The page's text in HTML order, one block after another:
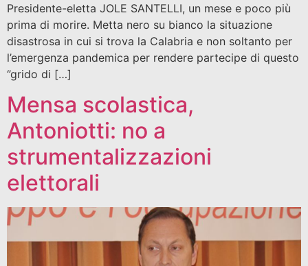
Presidente-eletta JOLE SANTELLI, un mese e poco più
prima di morire. Metta nero su bianco la situazione
disastrosa in cui si trova la Calabria e non soltanto per
l’emergenza pandemica per rendere partecipe di questo
‘’grido di […]
Mensa scolastica,
Antoniotti: no a
strumentalizzazioni
elettorali